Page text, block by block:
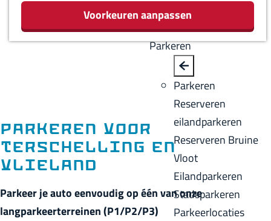
Voorkeuren aanpassen
g
e
t
a
a
d
i
g
e
t
Leeuwenbrug
Parkeren
B
a
c
k
Parkeren
Reserveren
eilandparkeren
Reserveren Bruine
Vloot
Eilandparkeren
Stadsparkeren
Parkeerlocaties
Parkeren voor
Terschelling en
Vlieland
Parkeer je auto eenvoudig op één van onze
langparkeerterreinen (P1/P2/P3)